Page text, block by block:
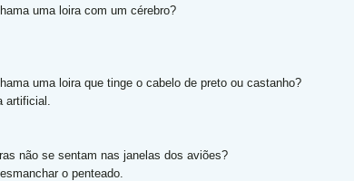
uma loira com um cérebro?
uma loira que tinge o cabelo de preto ou castanho?
artificial.
não se sentam nas janelas dos aviões?
o penteado.